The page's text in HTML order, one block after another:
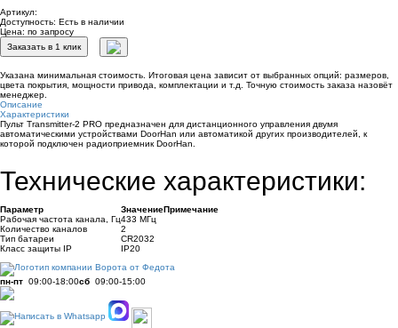
Артикул:
Доступность: Есть в наличии
Цена: по запросу
Заказать в 1 клик
Указана минимальная стоимость. Итоговая цена зависит от выбранных опций: размеров,
цвета покрытия, мощности привода, комплектации и т.д. Точную стоимость заказа назовёт
менеджер.
Описание
Характеристики
Пульт Transmitter-2 PRO предназначен для дистанционного управления двумя
автоматическими устройствами DoorHan или автоматикой других производителей, к
которой подключен радиоприемник DoorHan.
Технические характеристики:
Параметр ЗначениеПримечание
Рабочая частота канала, Гц433 МГц
Количество каналов
2
Тип батареи
CR2032
Класс защиты IP
IP20
пн-пт 09:00-18:00сб 09:00-15:00